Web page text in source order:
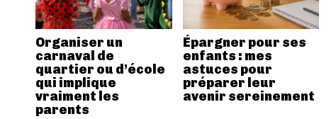
Organiser un
carnaval de
quartier ou d’école
qui implique
vraiment les
parents
Épargner pour ses
enfants : mes
astuces pour
préparer leur
avenir sereinement